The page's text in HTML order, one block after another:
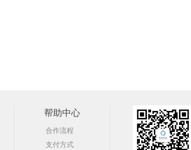
帮助中心
合作流程
支付方式